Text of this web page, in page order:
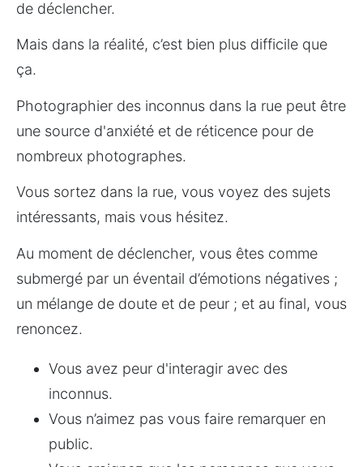
de déclencher.
Mais dans la réalité, c’est bien plus difficile que
ça.
Photographier des inconnus dans la rue peut être
une source d'anxiété et de réticence pour de
nombreux photographes.
Vous sortez dans la rue, vous voyez des sujets
intéressants, mais vous hésitez.
Au moment de déclencher, vous êtes comme
submergé par un éventail d’émotions négatives ;
un mélange de doute et de peur ; et au final, vous
renoncez.
Vous avez peur d'interagir avec des
inconnus.
Vous n’aimez pas vous faire remarquer en
public.